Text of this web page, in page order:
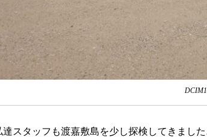
達スタッフも渡嘉敷島を少し探検してきました